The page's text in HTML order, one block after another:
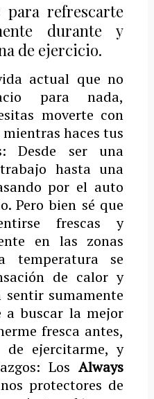
para refrescarte
durante y
de ejercicio.
actual que no
para nada,
moverte con
haces tus
Desde ser una
hasta una
por el auto
Pero bien sé que
frescas y
en las zonas
temperatura se
de calor y
sentir sumamente
a buscar la mejor
fresca antes,
de ejercitarme, y
LosAlways
protectores de